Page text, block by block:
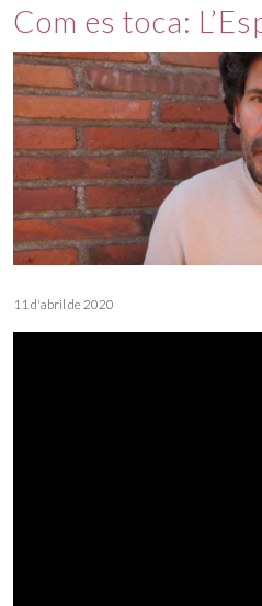
Com es toca:
11 d'abril de 2020